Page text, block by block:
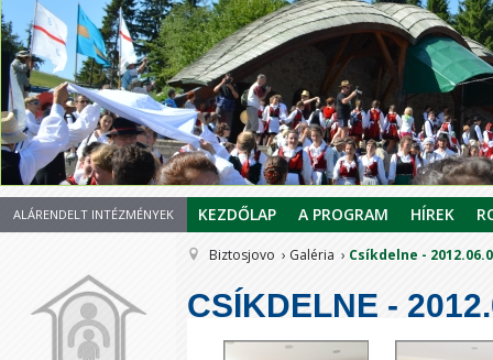
1234567
ALÁRENDELT INTÉZMÉNYEK KEZDŐLAP A PROGRAM HÍREK
Biztosjovo Galéria Csíkdelne -
CSÍKDELNE -